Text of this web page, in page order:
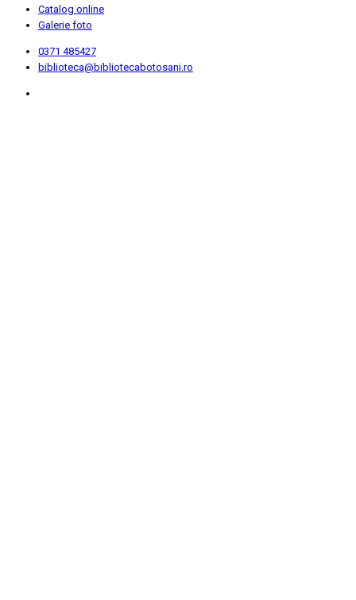
Catalog online
Galerie foto
0371 485427
biblioteca@bibliotecabotosani.ro